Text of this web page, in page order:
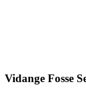
Vidange Fosse